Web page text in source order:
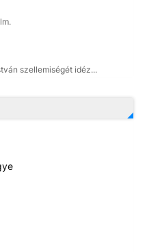
szellemiségét idéz...